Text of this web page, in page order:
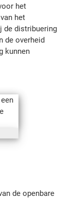
het
het
de distribuering
de overheid
kunnen
de openbare